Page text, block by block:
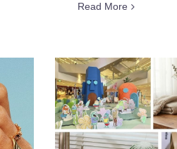
Read More